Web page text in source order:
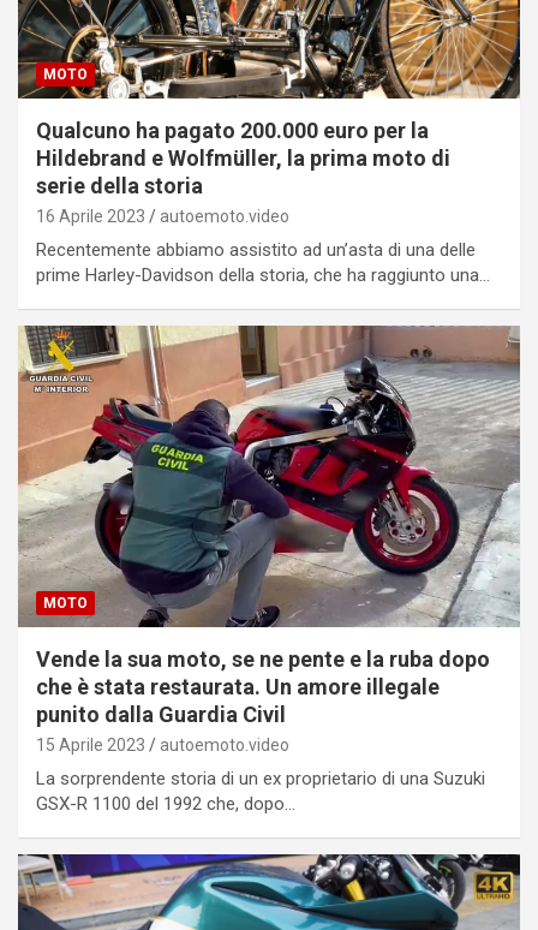
MOTO
Qualcuno ha pagato 200.000 euro per la
Hildebrand e Wolfmüller, la prima moto di
serie della storia
16 Aprile 2023 autoemoto.video
Recentemente abbiamo assistito ad un’asta di una delle
prime Harley-Davidson della storia, che ha raggiunto una…
MOTO
Vende la sua moto, se ne pente e la ruba dopo
che è stata restaurata. Un amore illegale
punito dalla Guardia Civil
15 Aprile 2023 autoemoto.video
La sorprendente storia di un ex proprietario di una Suzuki
GSX-R 1100 del 1992 che, dopo…